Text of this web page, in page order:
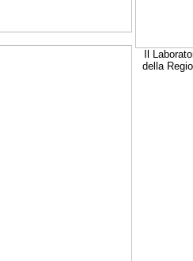
Il
della